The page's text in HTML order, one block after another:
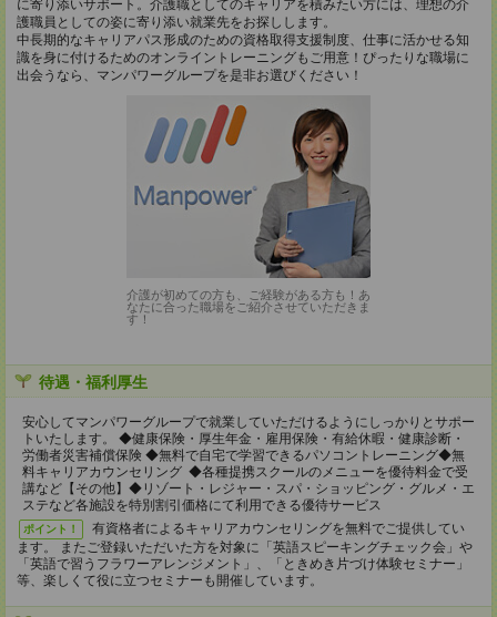
に寄り添いサポート。介護職としてのキャリアを積みたい方には、理想の介
護職員としての姿に寄り添い就業先をお探しします。
中長期的なキャリアパス形成のための資格取得支援制度、仕事に活かせる知
識を身に付けるためのオンライントレーニングもご用意！ぴったりな職場に
出会うなら、マンパワーグループを是非お選びください！
介護が初めての方も、ご経験がある方も！あ
なたに合った職場をご紹介させていただきま
す！
待遇・福利厚生
安心してマンパワーグループで就業していただけるようにしっかりとサポー
トいたします。 ◆健康保険・厚生年金・雇用保険・有給休暇・健康診断・
労働者災害補償保険 ◆無料で自宅で学習できるパソコントレーニング◆無
料キャリアカウンセリング ◆各種提携スクールのメニューを優待料金で受
講など【その他】◆リゾート・レジャー・スパ・ショッピング・グルメ・エ
ステなど各施設を特別割引価格にて利用できる優待サービス
ポイント！
有資格者によるキャリアカウンセリングを無料でご提供してい
ます。 またご登録いただいた方を対象に「英語スピーキングチェック会」や
「英語で習うフラワーアレンジメント」、「ときめき片づけ体験セミナー」
等、楽しくて役に立つセミナーも開催しています。